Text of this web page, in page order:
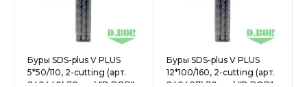
Буры SDS-plus V PLUS
5*50/110, 2-cutting (арт.
240440) (10 шт.) "D.BOR"
Буры SDS-plus V PLUS
12*100/160, 2-cutting (арт.
240407) (10 шт.) "D.BOR"